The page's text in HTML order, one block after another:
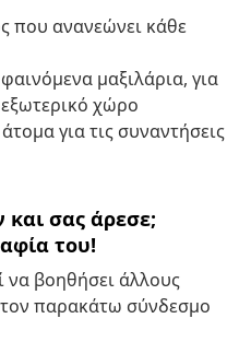
που ανανεώνει κάθε
μαξιλάρια, για
χώρο
για τις συναντήσεις
και σας άρεσε;
του!
βοηθήσει άλλους
παρακάτω σύνδεσμο